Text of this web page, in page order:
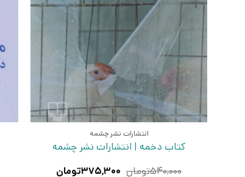
انتشارات نشر چشمه
کتاب دخمه | انتشارات نشر چشمه
۵۴۰,۰۰۰تومان قیمت
۳۷۵,۳۰۰تومانقیمت